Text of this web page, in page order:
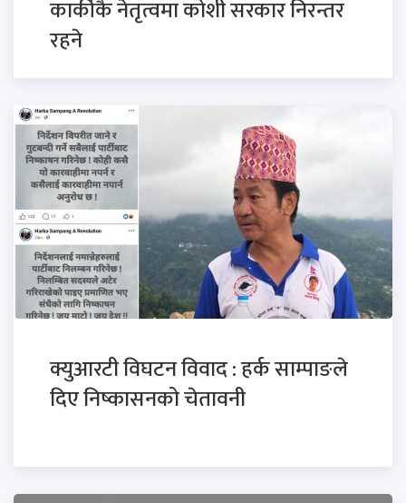
कार्कीकै नेतृत्वमा कोशी सरकार निरन्तर
रहने
क्युआरटी विघटन विवाद : हर्क साम्पाङले
दिए निष्कासनको चेतावनी